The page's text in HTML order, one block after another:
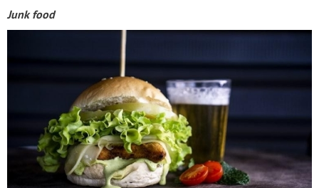
Junk food